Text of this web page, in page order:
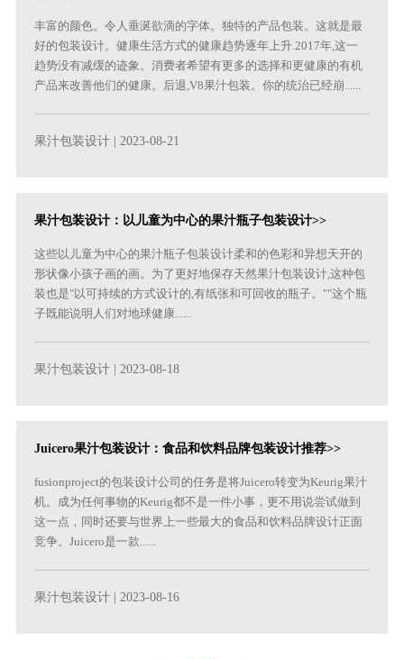
丰富的颜色。令人垂涎欲滴的字体。独特的产品包装。这就是最
好的包装设计。健康生活方式的健康趋势逐年上升.2017年,这一
趋势没有减缓的迹象。消费者希望有更多的选择和更健康的有机
产品来改善他们的健康。后退,V8果汁包装。你的统治已经崩......
果汁包装设计 | 2023-08-21
果汁包装设计：以儿童为中心的果汁瓶子包装设计>>
这些以儿童为中心的果汁瓶子包装设计柔和的色彩和异想天开的
形状像小孩子画的画。为了更好地保存天然果汁包装设计,这种包
装也是"以可持续的方式设计的,有纸张和可回收的瓶子。""这个瓶
子既能说明人们对地球健康......
果汁包装设计 | 2023-08-18
Juicero果汁包装设计：食品和饮料品牌包装设计推荐>>
fusionproject的包装设计公司的任务是将Juicero转变为Keurig果汁
机。成为任何事物的Keurig都不是一件小事，更不用说尝试做到
这一点，同时还要与世界上一些最大的食品和饮料品牌设计正面
竞争。Juicero是一款......
果汁包装设计 | 2023-08-16